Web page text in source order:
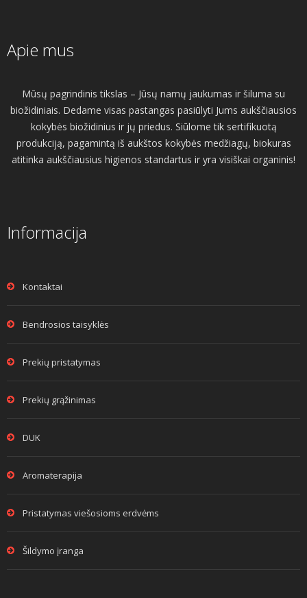
Apie mus
Mūsų pagrindinis tikslas – Jūsų namų jaukumas ir šiluma su
biožidiniais. Dedame visas pastangas pasiūlyti Jums aukščiausios
kokybės biožidinius ir jų priedus. Siūlome tik sertifikuotą
produkciją, pagamintą iš aukštos kokybės medžiagų, biokuras
atitinka aukščiausius higienos standartus ir yra visiškai organinis!
Informacija
Kontaktai
Bendrosios taisyklės
Prekių pristatymas
Prekių grąžinimas
DUK
Aromaterapija
Pristatymas viešosioms erdvėms
Šildymo įranga